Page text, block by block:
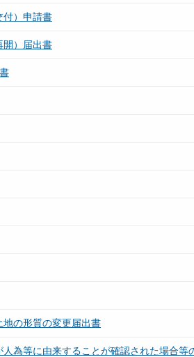
）申請書
）届出書
の形質の変更届出書
為等に由来することが確認された場合等